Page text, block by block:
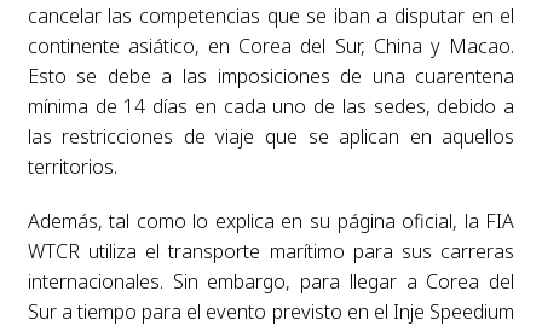
cancelar las competencias que se iban a disputar en el
continente asiático, en Corea del Sur, China y Macao.
Esto se debe a las imposiciones de una cuarentena
mínima de 14 días en cada uno de las sedes, debido a
las restricciones de viaje que se aplican en aquellos
territorios.
Además, tal como lo explica en su página oficial, la FIA
WTCR utiliza el transporte marítimo para sus carreras
internacionales. Sin embargo, para llegar a Corea del
Sur a tiempo para el evento previsto en el Inje Speedium